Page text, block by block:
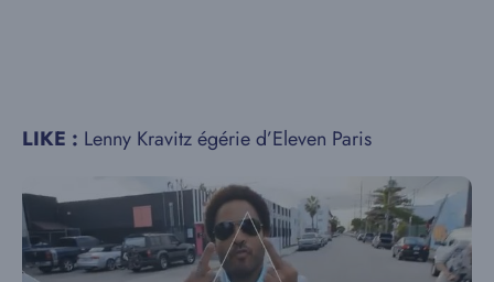
LIKE : Lenny Kravitz égérie d’Eleven Paris